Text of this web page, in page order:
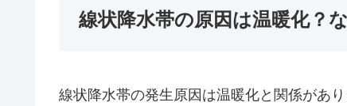
線状降水帯の原因は温暖化？
線状降水帯の発生原因は温暖化と関係があり